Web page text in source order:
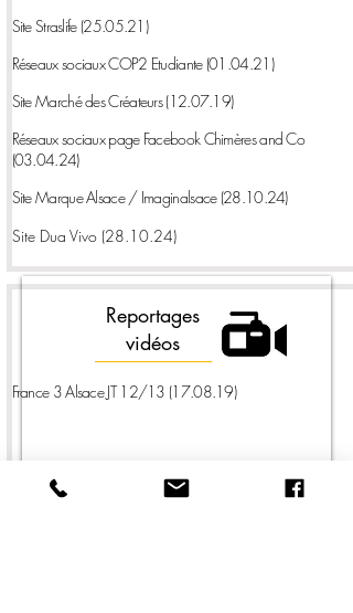
Site Straslife(25.05.21)
Réseaux sociaux COP2 Etudiante(01.04.21)
Site Marché des Créateurs(12.07.19)
Réseaux sociaux page Facebook Chimères and Co
(03.04.24)
Site Marque Alsace / Imaginalsace (28.10.24)
Site Dua Vivo (28.10.24)
Reportages
vidéos
France 3 Alsace JT 12/13 (17.08.19)